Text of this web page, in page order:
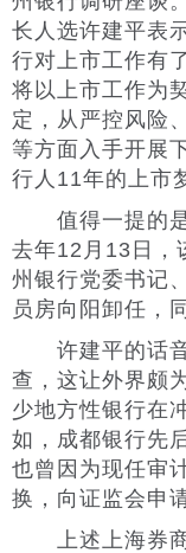
长人选许建平表
行对上市工作有
将以上市工作为
定，从严控风险
等方面入手开展
行人11年的上市
值得一提的是
去年12月13日，
州银行党委书记
员房向阳卸任，
许建平的话音
查，这让外界颇
少地方性银行在
如，成都银行先
也曾因为现任审
换，向证监会申
上述上海券商